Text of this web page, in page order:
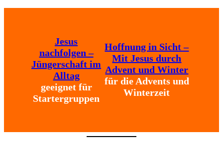
Jesus
nachfolgen –
Jüngerschaft im
Alltag
geeignet für
Startergruppen
Hoffnung in Sicht –
Mit Jesus durch
Advent und Winter
für die Advents und
Winterzeit